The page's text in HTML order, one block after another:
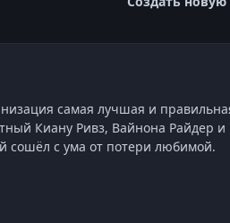
самая лучшая и
Киану Ривз, Вайнона Райдер
сошёл с ума от потери любимой.